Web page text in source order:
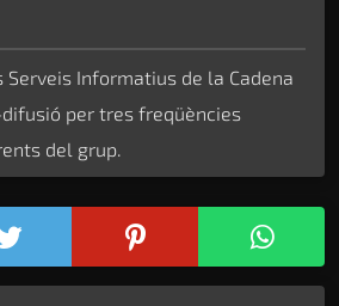
Serveis Informatius de la Cadena
per tres freqüències
del grup.